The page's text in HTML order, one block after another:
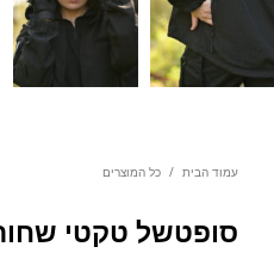
עמוד הבית / כל המוצרים
סופטשל טקטי